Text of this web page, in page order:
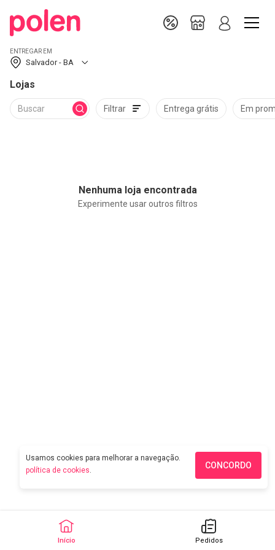
ENTREGAR EM
Salvador - BA
Início Pedidos
Lojas
Filtrar Entrega grátis Em
Nenhuma loja encontrada
Experimente usar outros filtros
Usamos cookies para melhorar a navegação.
política de cookies. CONCORDO